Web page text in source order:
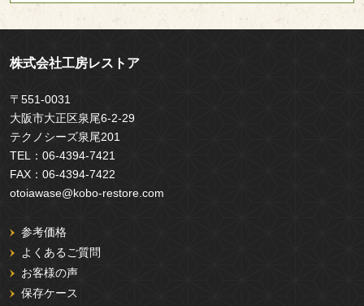
株式会社工房レストア
〒551-0031
大阪市大正区泉尾6-2-29
テクノシーズ泉尾201
TEL： 06-4394-7421
FAX： 06-4394-7422
otoiawase@kobo-restore.com
参考価格
よくあるご質問
お客様の声
保存ケース